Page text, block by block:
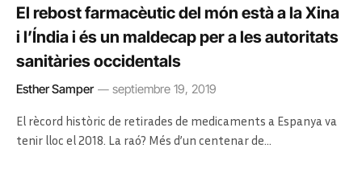
El rebost farmacèutic del món està a la Xina
i l’Índia i és un maldecap per a les autoritats
sanitàries occidentals
Esther Samper septiembre 19, 2019
El rècord històric de retirades de medicaments a Espanya va
tenir lloc el 2018. La raó? Més d’un centenar de…